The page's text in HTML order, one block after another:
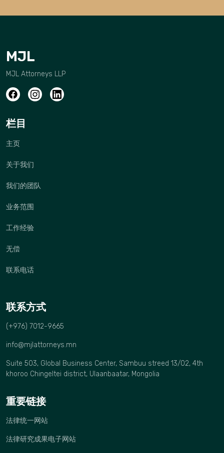
MJL
MJL Attorneys LLP
栏目
主页
关于我们
我们的团队
业务范围
工作经验
无偿
联系电话
联系方式
(+976) 7012-9665
info@mjlattorneys.mn
Suite 503, Global Business Center, Sambuu streed 13/02, 4th
khoroo Chingeltei district, Ulaanbaatar, Mongolia
重要链接
法律统一网站
法律研究成果电子网站